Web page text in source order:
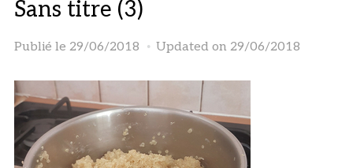
Sans titre (3)
Publié le 29/06/2018 Updated on 29/06/2018